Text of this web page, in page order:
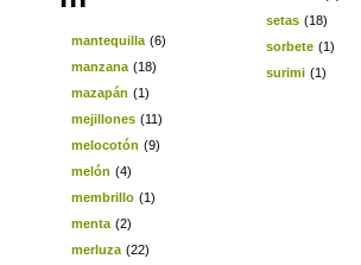
mantequilla (6)
manzana (18)
mazapán (1)
mejillones (11)
melocotón (9)
melón (4)
membrillo (1)
menta (2)
merluza (22)
setas (18)
sorbete (1)
surimi (1)